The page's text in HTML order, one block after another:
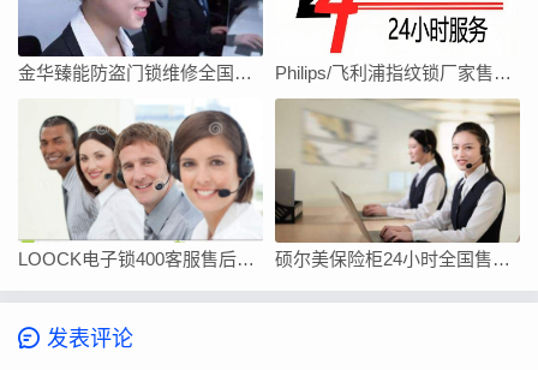
金华臻能防盗门锁维修全国统一客服中心电话 Philips/飞利浦指纹锁厂家售后服务中心
LOOCK电子锁400客服售后全国服务电话 硕尔美保险柜24小时全国售后维修服务电话
发表评论